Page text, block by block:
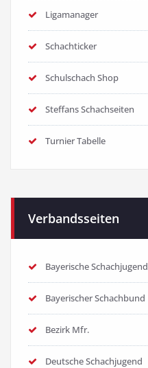
Ligamanager
Schachticker
Schulschach Shop
Steffans Schachseiten
Turnier Tabelle
Verbandsseiten
Bayerische Schachjugend
Bayerischer Schachbund
Bezirk Mfr.
Deutsche Schachjugend